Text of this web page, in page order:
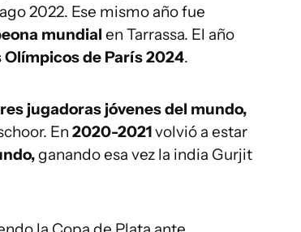
2022. Ese mismo año fue
mundial en Tarrassa. El año
Olímpicos de París 2024.
jugadoras jóvenes del mundo,
En 2020-2021volvió a estar
ganando esa vez la india Gurjit